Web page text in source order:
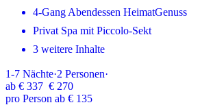
4-Gang Abendessen HeimatGenuss
Privat Spa mit Piccolo-Sekt
3 weitere Inhalte
1-7 Nächte·2 Personen·
ab € 337 € 270
pro Person ab € 135